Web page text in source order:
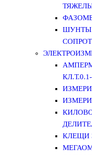
ШУНТЫ
КЛЕЩИ